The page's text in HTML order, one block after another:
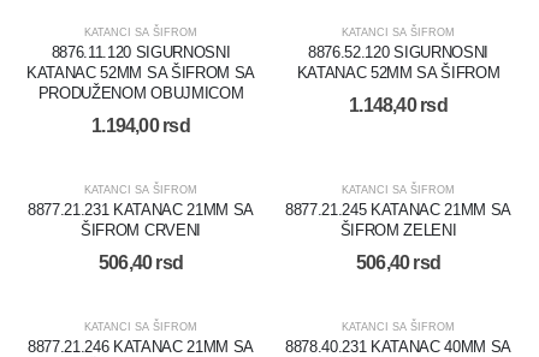
KATANCI SA ŠIFROM
8876.11.120 SIGURNOSNI
KATANAC 52MM SA ŠIFROM SA
PRODUŽENOM OBUJMICOM
1.194,00rsd
KATANCI SA ŠIFROM
8876.52.120 SIGURNOSNI
KATANAC 52MM SA ŠIFROM
1.148,40rsd
KATANCI SA ŠIFROM
8877.21.231 KATANAC 21MM SA
ŠIFROM CRVENI
506,40rsd
KATANCI SA ŠIFROM
8877.21.245 KATANAC 21MM SA
ŠIFROM ZELENI
506,40rsd
KATANCI SA ŠIFROM
8877.21.246 KATANAC 21MM SA
KATANCI SA ŠIFROM
8878.40.231 KATANAC 40MM SA